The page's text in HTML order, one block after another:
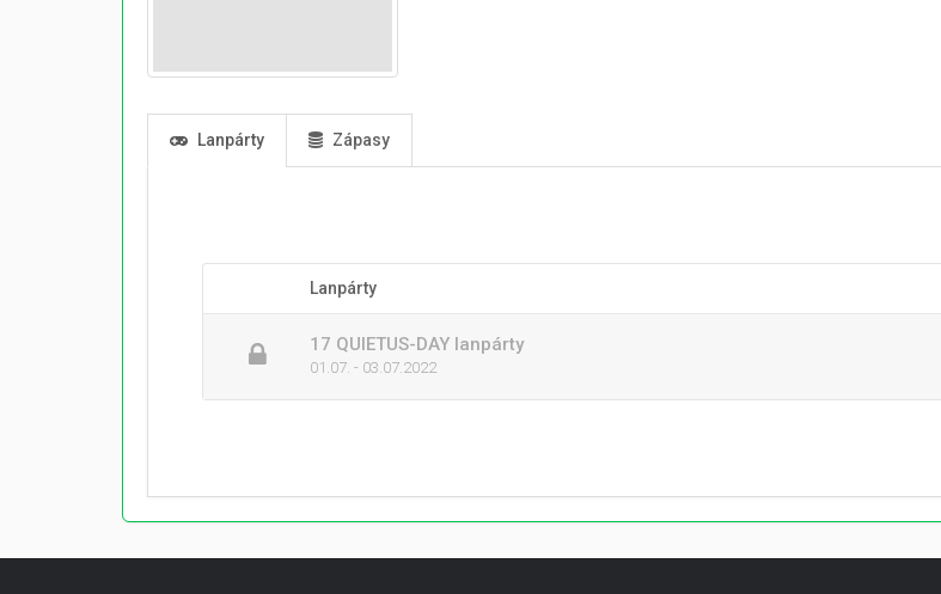
Lanpárty Zápasy
Lanpárty
17 QUIETUS-DAY lanpárty
01.07. - 03.07.2022